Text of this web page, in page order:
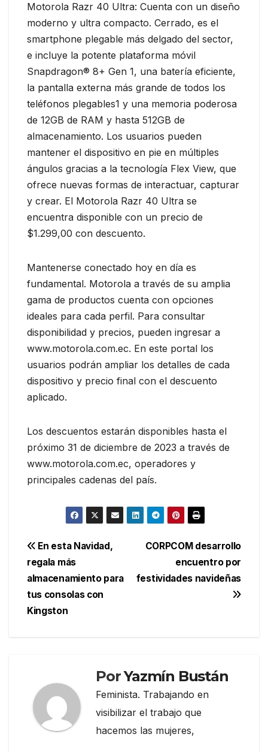
Motorola Razr 40 Ultra: Cuenta con un diseño
moderno y ultra compacto. Cerrado, es el
smartphone plegable más delgado del sector,
e incluye la potente plataforma móvil
Snapdragon® 8+ Gen 1, una batería eficiente,
la pantalla externa más grande de todos los
teléfonos plegables1 y una memoria poderosa
de 12GB de RAM y hasta 512GB de
almacenamiento. Los usuarios pueden
mantener el dispositivo en pie en múltiples
ángulos gracias a la tecnología Flex View, que
ofrece nuevas formas de interactuar, capturar
y crear. El Motorola Razr 40 Ultra se
encuentra disponible con un precio de
$1.299,00 con descuento.
Mantenerse conectado hoy en día es
fundamental. Motorola a través de su amplia
gama de productos cuenta con opciones
ideales para cada perfil. Para consultar
disponibilidad y precios, pueden ingresar a
www.motorola.com.ec. En este portal los
usuarios podrán ampliar los detalles de cada
dispositivo y precio final con el descuento
aplicado.
Los descuentos estarán disponibles hasta el
próximo 31 de diciembre de 2023 a través de
www.motorola.com.ec, operadores y
principales cadenas del país.
Navegación
de
entradas
CORPCOM desarrollo
encuentro por
festividades navideñas
En esta Navidad,
regala más
almacenamiento para
tus consolas con
Kingston
PorYazmín Bustán
Feminista. Trabajando en
visibilizar el trabajo que
hacemos las mujeres,